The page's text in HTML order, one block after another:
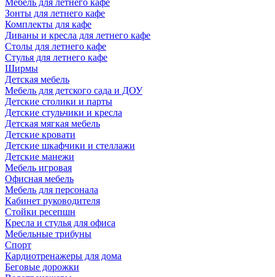
Мебель для летнего кафе
Зонты для летнего кафе
Комплекты для кафе
Диваны и кресла для летнего кафе
Столы для летнего кафе
Стулья для летнего кафе
Ширмы
Детская мебель
Мебель для детского сада и ДОУ
Детские столики и парты
Детские стульчики и кресла
Детская мягкая мебель
Детские кровати
Детские шкафчики и стеллажи
Детские манежи
Мебель игровая
Офисная мебель
Мебель для персонала
Кабинет руководителя
Стойки ресепшн
Кресла и стулья для офиса
Мебельные трибуны
Спорт
Кардиотренажеры для дома
Беговые дорожки